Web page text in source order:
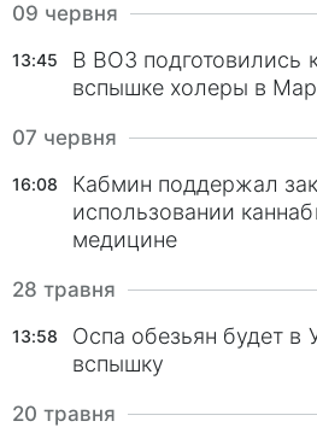
09 червня
13:45
В ВОЗ подготовились
вспышке холеры в
07 червня
16:08
Кабмин поддержал
использовании
медицине
28 травня
13:58
Оспа обезьян будет в
вспышку
20 травня